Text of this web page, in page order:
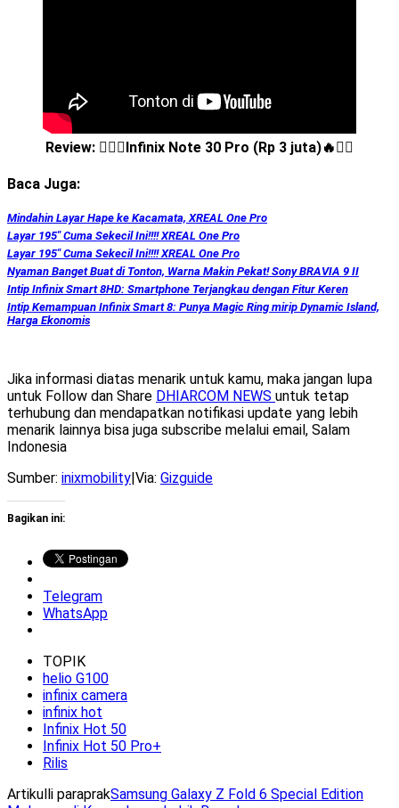
Review: ✊🏻🔥Infinix Note 30 Pro (Rp 3 juta)🔥✊🏻
Baca Juga:
Mindahin Layar Hape ke Kacamata, XREAL One Pro
Layar 195″ Cuma Sekecil Ini!!!! XREAL One Pro
Layar 195″ Cuma Sekecil Ini!!!! XREAL One Pro
Nyaman Banget Buat di Tonton, Warna Makin Pekat! Sony BRAVIA 9 II
Intip Infinix Smart 8HD: Smartphone Terjangkau dengan Fitur Keren
Intip Kemampuan Infinix Smart 8: Punya Magic Ring mirip Dynamic Island,
Harga Ekonomis
Jika informasi diatas menarik untuk kamu, maka jangan lupa
untuk Follow dan Share DHIARCOM NEWS untuk tetap
terhubung dan mendapatkan notifikasi update yang lebih
menarik lainnya bisa juga subscribe melalui email, Salam
Indonesia
Sumber: inixmobility |Via: Gizguide
Bagikan ini:
Telegram
WhatsApp
TOPIK
helio G100
infinix camera
infinix hot
Infinix Hot 50
Infinix Hot 50 Pro+
Rilis
Artikulli paraprakSamsung Galaxy Z Fold 6 Special Edition